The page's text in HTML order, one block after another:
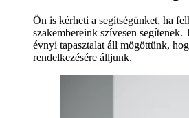
Ön is kérheti a segítségünket, ha
szakembereink szívesen segítenek.
évnyi tapasztalat áll mögöttünk,
rendelkezésére álljunk.